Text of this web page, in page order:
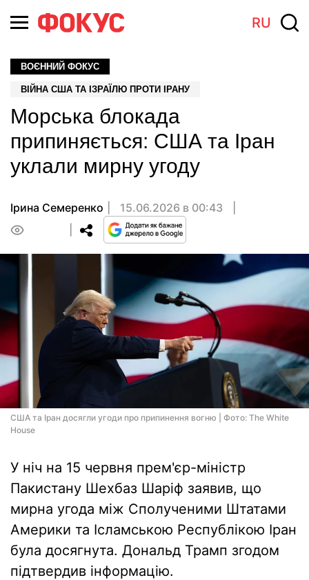
RU
ВОЄННИЙ ФОКУС
ВІЙНА США ТА ІЗРАЇЛЮ ПРОТИ ІРАНУ
Морська блокада
припиняється: США та Іран
уклали мирну угоду
Ірина Семеренко
15.06.2026 в 00:43
США та Іран досягли угоди про припинення вогню | Фото: The White
House
У ніч на 15 червня прем'єр-міністр
Пакистану Шехбаз Шаріф заявив, що
мирна угода між Сполученими Штатами
Америки та Ісламською Республікою Іран
була досягнута. Дональд Трамп згодом
підтвердив інформацію.